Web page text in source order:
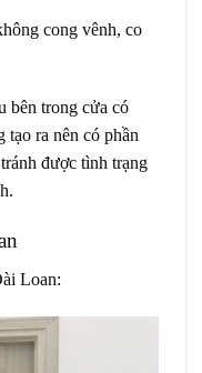
cong vênh, co
bên trong cửa có
ra nên có phần
được tình trạng
Loan: